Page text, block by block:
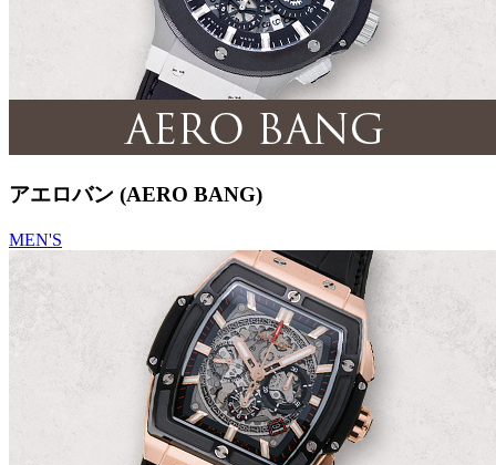
アエロバン (AERO BANG)
MEN'S